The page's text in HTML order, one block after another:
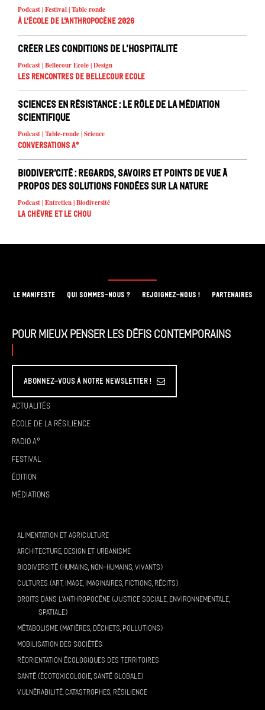
Podcast | Festival | Table ronde
À l'école de l'Anthropocène 2026
Créer les conditions de l’hospitalité
Podcast | Bellecour Ecole | Design
Les rencontres de Bellecour Ecole
Sciences en résistance : le rôle de la médiation
scientifique
Podcast | Table-ronde | Science
Conversations A°
Biodiver’cité : regards, savoirs et points de vue à
propos des solutions fondées sur la nature
Podcast | Entretien | Biodiversité
La chèvre et le chou
LE MANIFESTE QUI SOMMES-NOUS ? REJOIGNEZ-NOUS ! PARTENAIRES
Pour mieux penser les défis contemporains
Abonnez-vous à Notre Newsletter !
Actualités
École de la résilience
Radio A°
Festival
Édition
Médiations
ALIMENTATION ET AGRICULTURE
ARCHITECTURE, DESIGN ET URBANISME
BIODIVERSITÉ (HUMAINS, NON-HUMAINS, VIVANTS)
CULTURES (ART, IMAGE, IMAGINAIRES, FICTIONS, RÉCITS)
DROITS DANS L’ANTHROPOCÈNE (JUSTICE SOCIALE, ENVIRONNEMENTALE,
SPATIALE)
MÉTABOLISME (MATIÈRES, DÉCHETS, POLLUTIONS)
MOBILISATION DES SOCIÉTÉS
RÉORIENTATION ÉCOLOGIQUES DES TERRITOIRES
SANTÉ (ÉCOTOXICOLOGIE, SANTÉ GLOBALE)
VULNÉRABILITÉ, CATASTROPHES, RÉSILIENCE